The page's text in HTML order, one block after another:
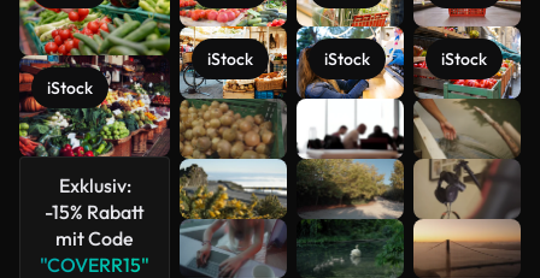
iStock
Exklusiv:
-15% Rabatt
mit Code
"COVERR15"
iStock iStock iStock
Mehr
anzeigen